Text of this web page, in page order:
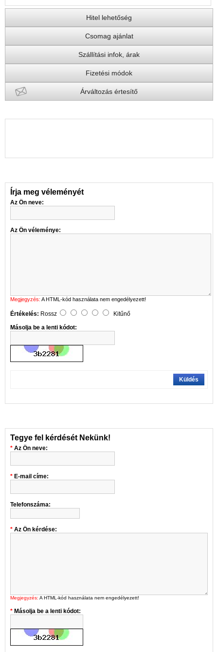
Hitel lehetőség
Csomag ajánlat
Szállítási infok, árak
Fizetési módok
Árváltozás értesítő
Írja meg véleményét
Az Ön neve:
Az Ön véleménye:
Megjegyzés: A HTML-kód használata nem engedélyezett!
Értékelés: Rossz
Kitűnő
Másolja be a lenti kódot:
Küldés
Tegye fel kérdését Nekünk!
Az Ön neve:
E-mail címe:
Telefonszáma:
Az Ön kérdése:
Megjegyzés: A HTML-kód használata nem engedélyezett!
Másolja be a lenti kódot: